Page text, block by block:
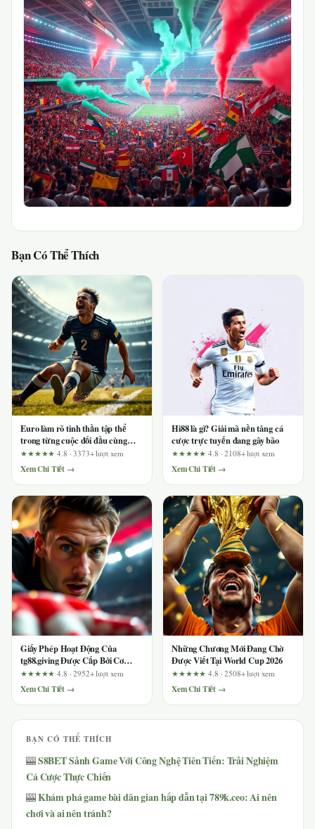
Bạn Có Thể Thích
Euro làm rõ tinh thần tập thể
trong từng cuộc đối đầu cùng
Dabet
★★★★★4.8 · 3373+ lượt xem
Xem Chi Tiết →
Hi88 là gì? Giải mã nền tảng cá
cược trực tuyến đang gây bão
★★★★★4.8 · 2108+ lượt xem
Xem Chi Tiết →
Giấy Phép Hoạt Động Của
tg88.giving Được Cấp Bởi Cơ
Quan Nào? Phân Tích Dành Cho
Người Chơi Mới
★★★★★4.8 · 2952+ lượt xem
Xem Chi Tiết →
Những Chương Mới Đang Chờ
Được Viết Tại World Cup 2026
★★★★★4.8 · 2508+ lượt xem
Xem Chi Tiết →
BẠN CÓ THỂ THÍCH
🎰S8BET Sảnh Game Với Công Nghệ Tiên Tiến: Trải Nghiệm
Cá Cược Thực Chiến
🎰Khám phá game bài dân gian hấp dẫn tại 789k.ceo: Ai nên
chơi và ai nên tránh?